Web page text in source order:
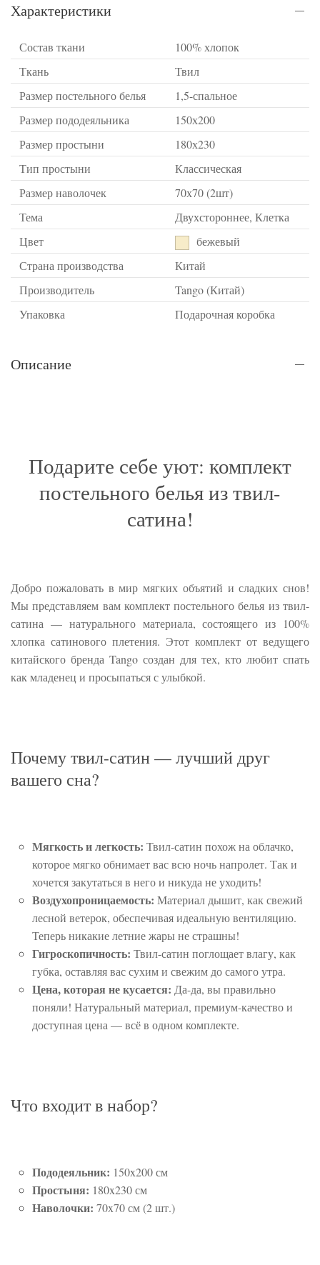
Характеристики
Состав ткани
100% хлопок
Ткань
Твил
Размер постельного белья
1,5-спальное
Размер пододеяльника
150х200
Размер простыни
180х230
Тип простыни
Классическая
Размер наволочек
70х70 (2шт)
Тема
Двухстороннее, Клетка
Цвет
бежевый
Страна производства
Китай
Производитель
Tango (Китай)
Упаковка
Подарочная коробка
Описание
Подарите себе уют: комплект
постельного белья из твил-
сатина!
Добро пожаловать в мир мягких объятий и сладких снов!
Мы представляем вам комплект постельного белья из твил-
сатина — натурального материала, состоящего из 100%
хлопка сатинового плетения. Этот комплект от ведущего
китайского бренда Tango создан для тех, кто любит спать
как младенец и просыпаться с улыбкой.
Почему твил-сатин — лучший друг
вашего сна?
Мягкость и легкость: Твил-сатин похож на облачко,
которое мягко обнимает вас всю ночь напролет. Так и
хочется закутаться в него и никуда не уходить!
Воздухопроницаемость: Материал дышит, как свежий
лесной ветерок, обеспечивая идеальную вентиляцию.
Теперь никакие летние жары не страшны!
Гигроскопичность: Твил-сатин поглощает влагу, как
губка, оставляя вас сухим и свежим до самого утра.
Цена, которая не кусается: Да-да, вы правильно
поняли! Натуральный материал, премиум-качество и
доступная цена — всё в одном комплекте.
Что входит в набор?
Пододеяльник: 150x200 см
Простыня: 180x230 см
Наволочки: 70x70 см (2 шт.)